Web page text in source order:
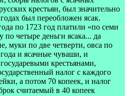
крестьян, был значительно
был переобложен ясак.
по 1723 год платили «по семи
четыре деньги ясака... да
муки по две четверти, овса по
и ясачные чуваши, и
крестьянами,
налог с каждого
а потом 70 копеек, и налог
считаемый в 40 копеек